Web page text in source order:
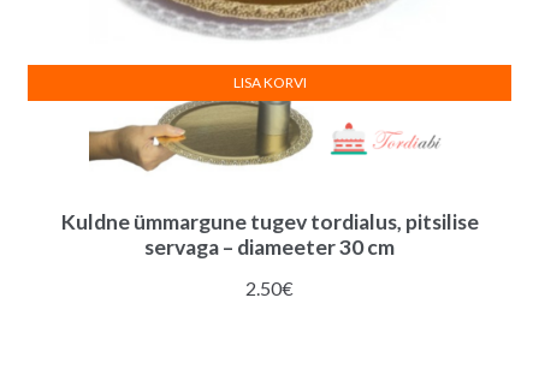
Kuldne ümmargune tugev tordialus, pitsilise
servaga – diameeter 30 cm
2.50€
LISA KORVI